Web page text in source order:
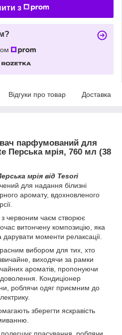
з
Відгуки про товар Доставка
парфумований для
Перська мрія, 760 мл (38
мрія від Tesori
для надання білизні
аромату, вдохновленого
з червоним чаєм створює
витончену композицію, яка
моменти релаксації.
вибором для тих, хто
виходячи за рамки
ароматів, пропонуючи
Кондиціонер
роблячи одяг приємним до
зберегти яскравість
прасування, роблячи